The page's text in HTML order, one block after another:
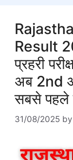
Result
प्रहरी
अब 2nd
सबसे पहले
31/08/2025 by